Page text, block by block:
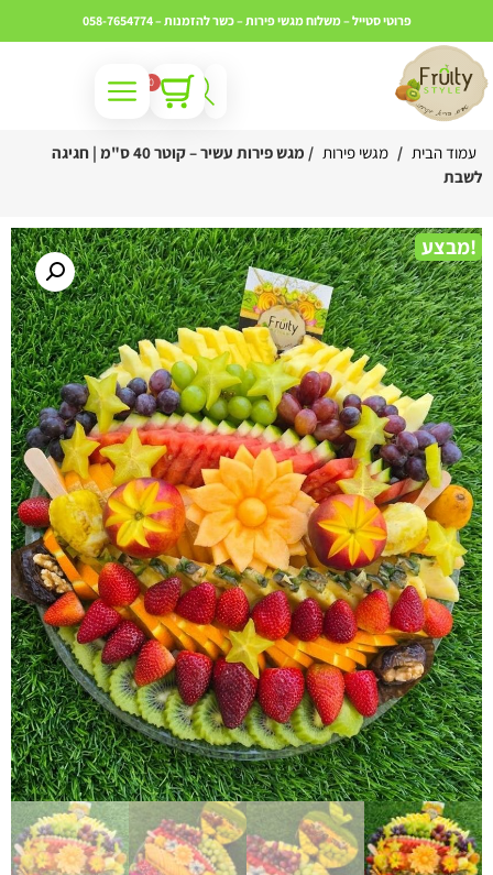
פרוטי סטייל – משלוח מגשי פירות – כשרלהזמנות – 058-7654774
0
עמוד הבית / מגשי פירות
/ מגש פירות עשיר – קוטר 40 ס"מ | חגיגה